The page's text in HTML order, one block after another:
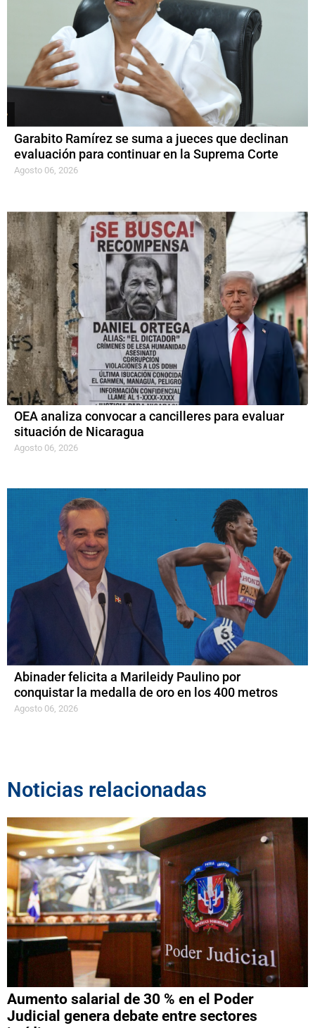
Garabito Ramírez se suma a jueces que declinan
evaluación para continuar en la Suprema Corte
Agosto 06, 2026
OEA analiza convocar a cancilleres para evaluar
situación de Nicaragua
Agosto 06, 2026
Abinader felicita a Marileidy Paulino por
conquistar la medalla de oro en los 400 metros
Agosto 06, 2026
Noticias relacionadas
Aumento salarial de 30 % en el Poder
Judicial genera debate entre sectores